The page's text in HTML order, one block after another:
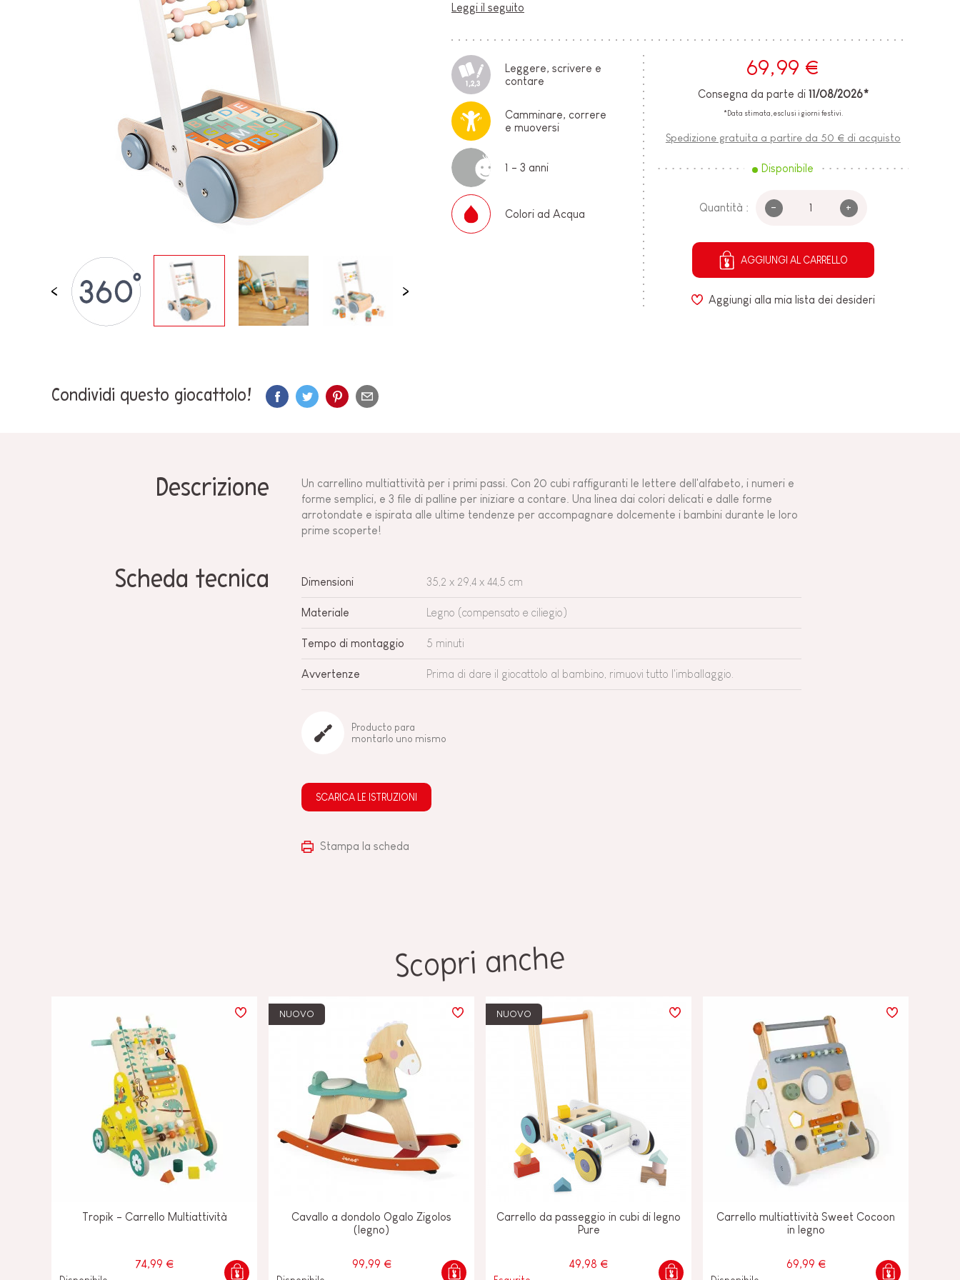
GIOCATTOLI SENSO-
MOTORI
GIOCATTOLI DI
IMITAZIONE
MINI UNIVERSI
ARIA APERTA
LAVAGNE, MOBILI E
DECORACION
PER BAMBINI
PEZZI STACCATI
Leggi il seguito
Leggere, scrivere e
contare
Camminare, correre
e muoversi
1 - 3 anni
Colori ad Acqua
69,99 €
Consegna da parte di 11/08/2026*
*Data stimata, esclusi i giorni festivi.
Spedizione gratuita a partire da 50 € di acquisto
Disponibile
Quantità : - +
AGGIUNGI AL CARRELLO
Aggiungi alla mia lista dei desideri
Condividi questo giocattolo!
Descrizione
Un carrellino multiattività per i primi passi. Con 20 cubi raffiguranti le lettere dell'alfabeto, i numeri e
forme semplici, e 3 file di palline per iniziare a contare. Una linea dai colori delicati e dalle forme
arrotondate e ispirata alle ultime tendenze per accompagnare dolcemente i bambini durante le loro
prime scoperte!
Scheda tecnica Dimensioni 35,2 x 29,4 x 44,5 cm
Materiale Legno (compensato e ciliegio)
Tempo di montaggio 5 minuti
Avvertenze Prima di dare il giocattolo al bambino, rimuovi tutto l'imballaggio.
Producto para
montarlo uno mismo
SCARICA LE ISTRUZIONI
Stampa la scheda
Scopri anche
Tropik - Carrello Multiattività
74,99 €
NUOVO
Cavallo a dondolo Ogalo Zigolos
(legno)
99,99 €
NUOVO
Carrello da passeggio in cubi di legno
Pure
49,98 €
Carrello multiattività Sweet Cocoon
in legno
69,99 €